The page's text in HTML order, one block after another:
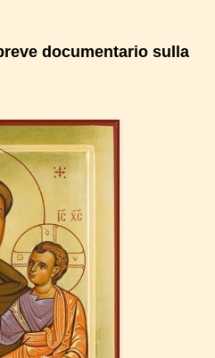
documentario sulla